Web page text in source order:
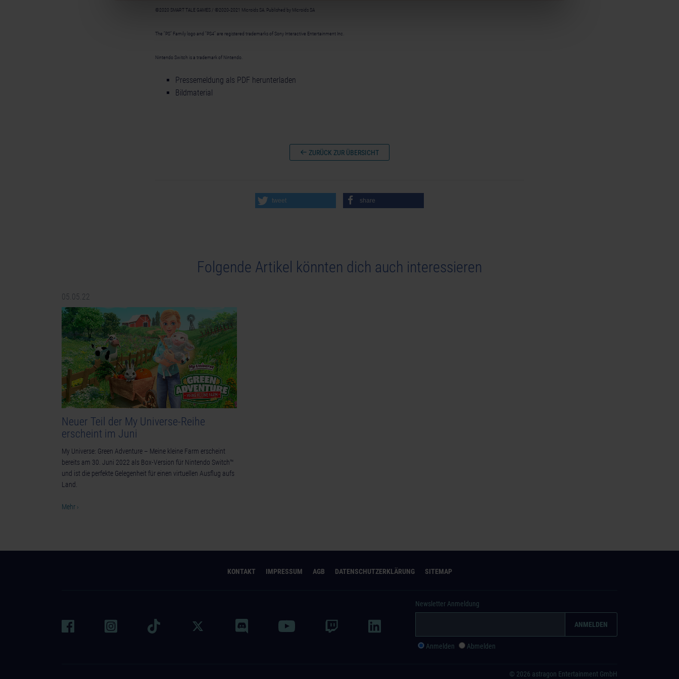
©2020 SMART TALE GAMES / ©2020-2021 Microids SA. Published by Microids SA
The “PS” Family logo and “PS4” are registered trademarks of Sony Interactive Entertainment Inc.
Nintendo Switch is a trademark of Nintendo.
Pressemeldung als PDF herunterladen
Bildmaterial
ZURÜCK ZUR ÜBERSICHT
tweet share
Folgende Artikel könnten dich auch interessieren
05.05.22
Neuer Teil der My Universe-Reihe
erscheint im Juni
My Universe: Green Adventure – Meine kleine Farm erscheint
bereits am 30. Juni 2022 als Box-Version für Nintendo Switch™
und ist die perfekte Gelegenheit für einen virtuellen Ausflug aufs
Land.
Mehr ›
KONTAKT IMPRESSUM AGB DATENSCHUTZERKLÄRUNG SITEMAP
Newsletter Anmeldung
Anmelden Abmelden
© 2026 astragon Entertainment GmbH